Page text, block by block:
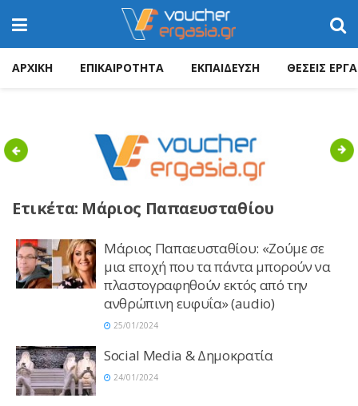
ΑΡΧΙΚΗ ΕΠΙΚΑΙΡΟΤΗΤΑ ΕΚΠΑΙΔΕΥΣΗ ΘΕΣΕΙΣ
Previous
Ετικέτα: Μάριος Παπαευσταθίου
Μάριος Παπαευσταθίου: «Ζούμε σε
μια εποχή που τα πάντα μπορούν να
πλαστογραφηθούν εκτός από την
ανθρώπινη ευφυΐα» (audio)
25/01/2024
Social Media & Δημοκρατία
24/01/2024